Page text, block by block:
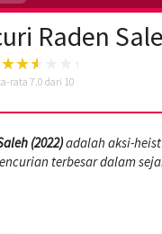
Raden
rata 7.0 dari 10
(2022)adalah aksi-
terbesar dalam